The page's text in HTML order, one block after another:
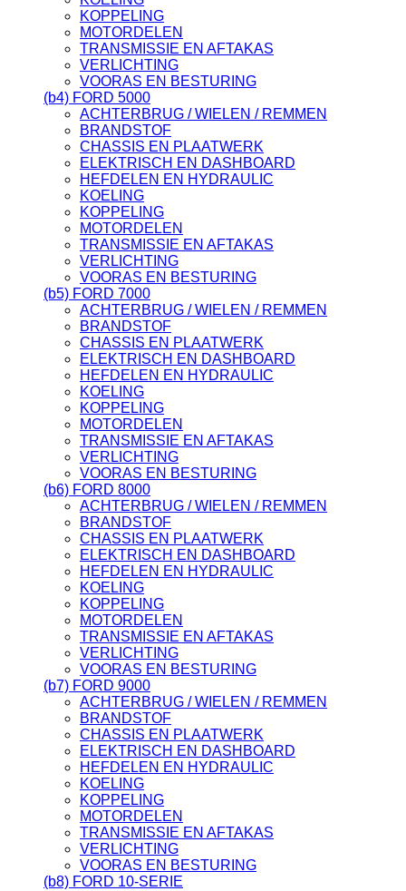
KOPPELING
MOTORDELEN
TRANSMISSIE EN AFTAKAS
VERLICHTING
VOORAS EN BESTURING
(b4) FORD 5000
ACHTERBRUG / WIELEN / REMMEN
BRANDSTOF
CHASSIS EN PLAATWERK
ELEKTRISCH EN DASHBOARD
HEFDELEN EN HYDRAULIC
KOELING
KOPPELING
MOTORDELEN
TRANSMISSIE EN AFTAKAS
VERLICHTING
VOORAS EN BESTURING
(b5) FORD 7000
ACHTERBRUG / WIELEN / REMMEN
BRANDSTOF
CHASSIS EN PLAATWERK
ELEKTRISCH EN DASHBOARD
HEFDELEN EN HYDRAULIC
KOELING
KOPPELING
MOTORDELEN
TRANSMISSIE EN AFTAKAS
VERLICHTING
VOORAS EN BESTURING
(b6) FORD 8000
ACHTERBRUG / WIELEN / REMMEN
BRANDSTOF
CHASSIS EN PLAATWERK
ELEKTRISCH EN DASHBOARD
HEFDELEN EN HYDRAULIC
KOELING
KOPPELING
MOTORDELEN
TRANSMISSIE EN AFTAKAS
VERLICHTING
VOORAS EN BESTURING
(b7) FORD 9000
ACHTERBRUG / WIELEN / REMMEN
BRANDSTOF
CHASSIS EN PLAATWERK
ELEKTRISCH EN DASHBOARD
HEFDELEN EN HYDRAULIC
KOELING
KOPPELING
MOTORDELEN
TRANSMISSIE EN AFTAKAS
VERLICHTING
VOORAS EN BESTURING
(b8) FORD 10-SERIE